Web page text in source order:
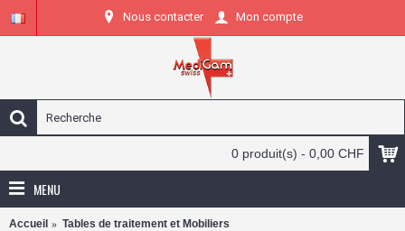
Nous contacter Mon compte
0 produit(s) - 0,00 CHF
MENU
Accueil
Tables de traitement et Mobiliers